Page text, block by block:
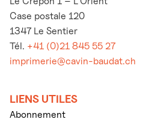
Case postale 120
1347 Le Sentier
Tél. +41 (0)21 845 55 27
imprimerie@cavin-baudat.ch
LIENS UTILES
Abonnement